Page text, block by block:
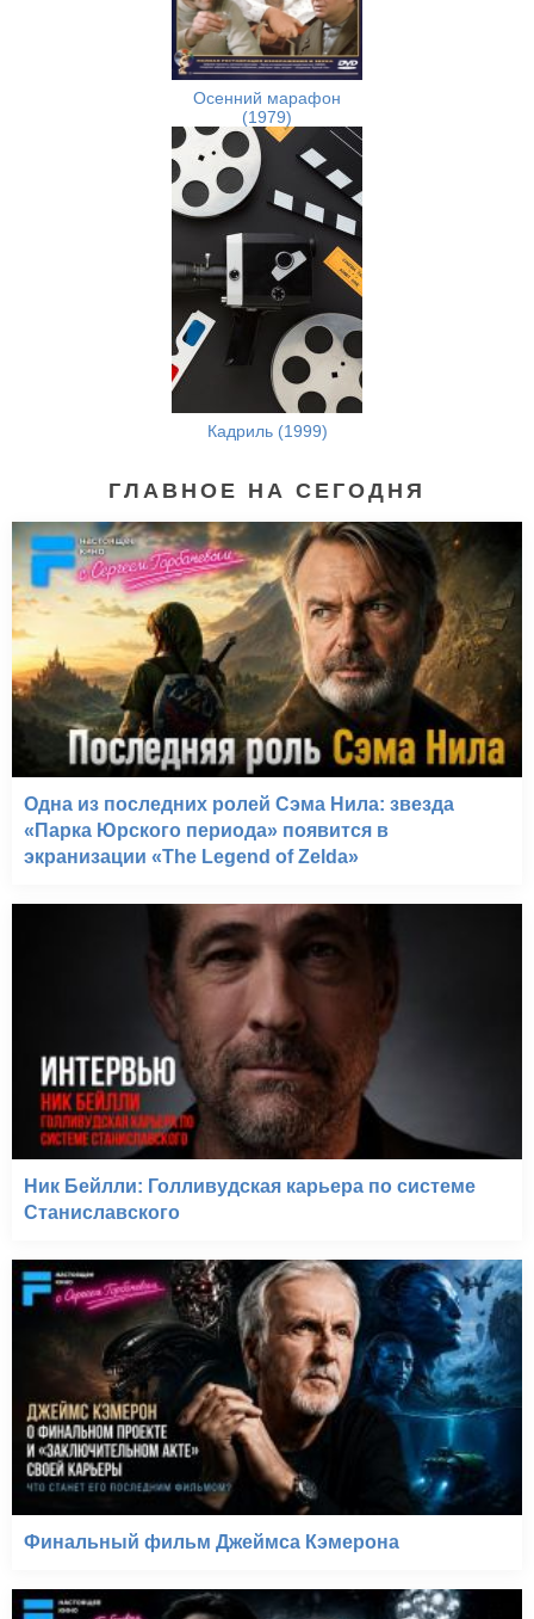
Осенний марафон
(1979)
Кадриль (1999)
ГЛАВНОЕ НА СЕГОДНЯ
Одна из последних ролей Сэма Нила: звезда
«Парка Юрского периода» появится в
экранизации «The Legend of Zelda»
Ник Бейлли: Голливудская карьера по системе
Станиславского
Финальный фильм Джеймса Кэмерона